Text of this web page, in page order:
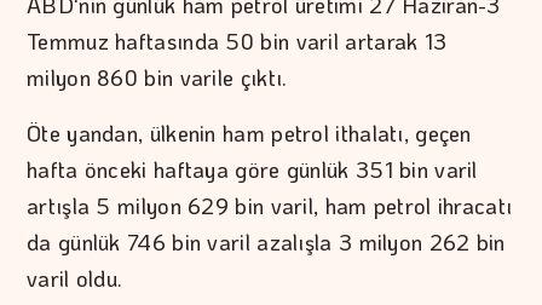
Temmuz haftasında 50 bin varil artarak 13
milyon 860 bin varile çıktı.
Öte yandan, ülkenin ham petrol ithalatı, geçen
hafta önceki haftaya göre günlük 351 bin varil
artışla 5 milyon 629 bin varil, ham petrol ihracatı
da günlük 746 bin varil azalışla 3 milyon 262 bin
varil oldu.